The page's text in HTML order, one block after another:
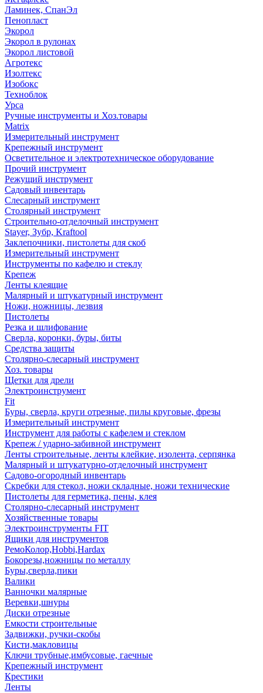
Ламинек, СпанЭл
Пенопласт
Экорол
Экорол в рулонах
Экорол листовой
Агротекс
Изолтекс
Изобокс
Техноблок
Урса
Ручные инструменты и Хоз.товары
Matrix
Измерительный инструмент
Крепежный инструмент
Осветительное и электротехническое оборудование
Прочий инструмент
Режущий инструмент
Садовый инвентарь
Слесарный инструмент
Столярный инструмент
Строительно-отделочный инструмент
Stayer, Зубр, Kraftool
Заклепочники, пистолеты для скоб
Измерительный инструмент
Инструменты по кафелю и стеклу
Крепеж
Ленты клеящие
Малярный и штукатурный инструмент
Ножи, ножницы, лезвия
Пистолеты
Резка и шлифование
Сверла, коронки, буры, биты
Средства защиты
Столярно-слесарный инструмент
Хоз. товары
Щетки для дрели
Электроинструмент
Fit
Буры, сверла, круги отрезные, пилы круговые, фрезы
Измерительный инструмент
Инструмент для работы с кафелем и стеклом
Крепеж / ударно-забивной инструмент
Ленты строительные, ленты клейкие, изолента, серпянка
Малярный и штукатурно-отделочный инструмент
Садово-огородный инвентарь
Скребки для стекол, ножи складные, ножи технические
Пистолеты для герметика, пены, клея
Столярно-слесарный инструмент
Хозяйственные товары
Электроинструменты FIT
Ящики для инструментов
РемоКолор,Hobbi,Hardax
Бокорезы,ножницы по металлу
Буры,сверла,пики
Валики
Ванночки малярные
Веревки,шнуры
Диски отрезные
Емкости строительные
Задвижки, ручки-скобы
Кисти,макловицы
Ключи трубные,имбусовые, гаечные
Крепежный инструмент
Крестики
Ленты